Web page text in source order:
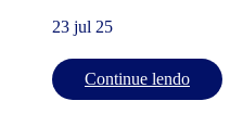
23 jul 25
Continue lendo